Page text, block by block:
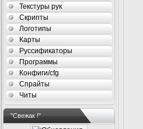
Текстуры рук
Скрипты
Логотипы
Карты
Руссификаторы
Программы
Конфиги/cfg
Спрайты
Читы
"Свежак !"